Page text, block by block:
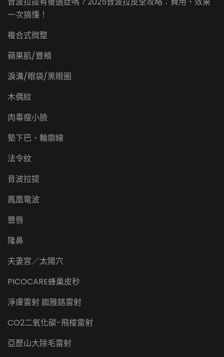
一次搞懂！
複合式微整
蘋果肌/豐頰
淚溝/眼袋/黑眼圈
木偶紋
肉毒瘦小臉
墊下巴、輪廓線
法令紋
音波拉提
鳳凰電波
豐唇
隆鼻
夫妻宮／太陽穴
PICOCARE蜂巢皮秒
淨膚雷射 銣雅鉻雷射
CO2二氧化碳-飛梭雷射
亞歷山大除毛雷射